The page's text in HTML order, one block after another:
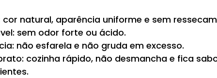
cor natural, aparência uniforme e sem
sem odor forte ou ácido.
não esfarela e não gruda em excesso.
cozinha rápido, não desmancha e fica